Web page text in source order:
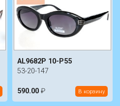
AL9682P 10-P55
53-20-147
590.00 ₽ В корзину